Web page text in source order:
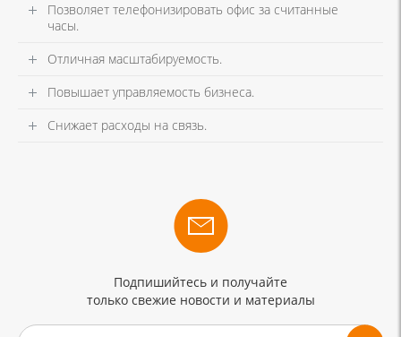
Позволяет телефонизировать офис за считанные
часы.
Отличная масштабируемость.
Повышает управляемость бизнеса.
Снижает расходы на связь.
Подпишийтесь и получайте
только свежие новости и материалы